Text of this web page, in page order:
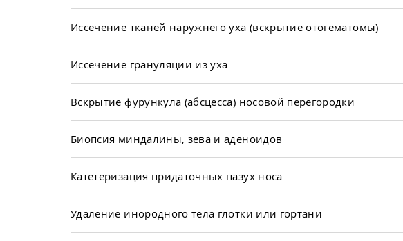
Иссечение тканей наружнего уха (вскрытие отогематомы)
Иссечение грануляции из уха
Вскрытие фурункула (абсцесса) носовой перегородки
Биопсия миндалины, зева и аденоидов
Катетеризация придаточных пазух носа
Удаление инородного тела глотки или гортани